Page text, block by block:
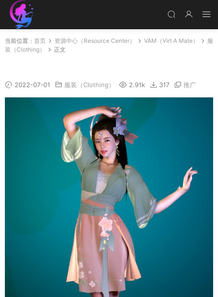
当前位置： 首页 资源中心（Resource Center） VAM（Virt A Mate）
服
装（Clothing）
正文
2022-07-01 服装（Clothing） 2.91k 317 推广